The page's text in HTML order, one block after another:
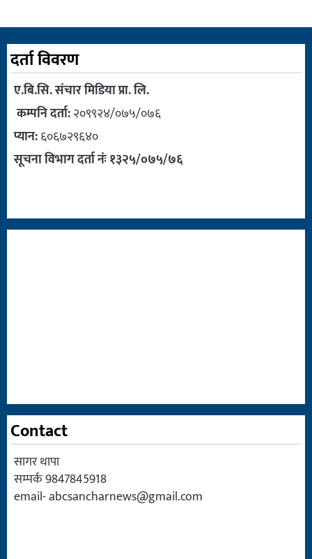
दर्ता विवरण
ए.बि.सि. संचार मिडिया प्रा. लि.
कम्पनि दर्ता:२०९९२४/०७५/०७६
प्यान:६०६७२९६४०
सूचना विभाग दर्ता नंः १३२५/०७५/७६
Contact
सागर थापा
सम्पर्क 9847845918
email-abcsancharnews@gmail.com